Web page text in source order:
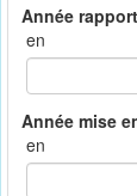
en
en